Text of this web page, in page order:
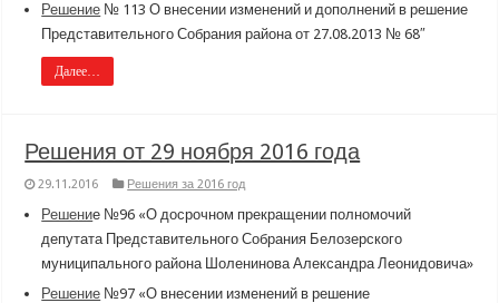
Решение № 113 О внесении изменений и дополнений в решение
Представительного Собрания района от 27.08.2013 № 68″
Далее…
Решения от 29 ноября 2016 года
29.11.2016 Решения за 2016 год
Решение №96 «О досрочном прекращении полномочий
депутата Представительного Собрания Белозерского
муниципального района Шоленинова Александра Леонидовича»
Решение №97 «О внесении изменений в решение